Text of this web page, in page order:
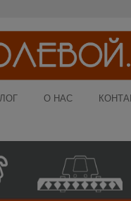
О НАС